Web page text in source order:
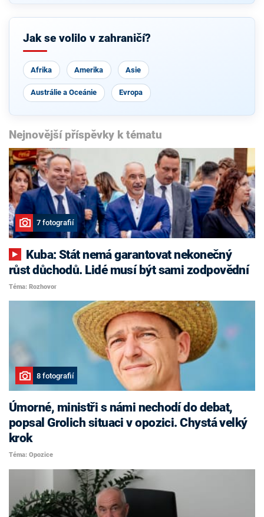
Jak se volilo v zahraničí?
Afrika Amerika Asie
Austrálie a Oceánie Evropa
Nejnovější příspěvky k tématu
7 fotografií
růst důchodů. Lidé musí být sami zodpovědní
Téma: Rozhovor
8 fotografií
Úmorné, ministři s námi nechodí do debat,
popsal Grolich situaci v opozici. Chystá velký
krok
Téma: Opozice